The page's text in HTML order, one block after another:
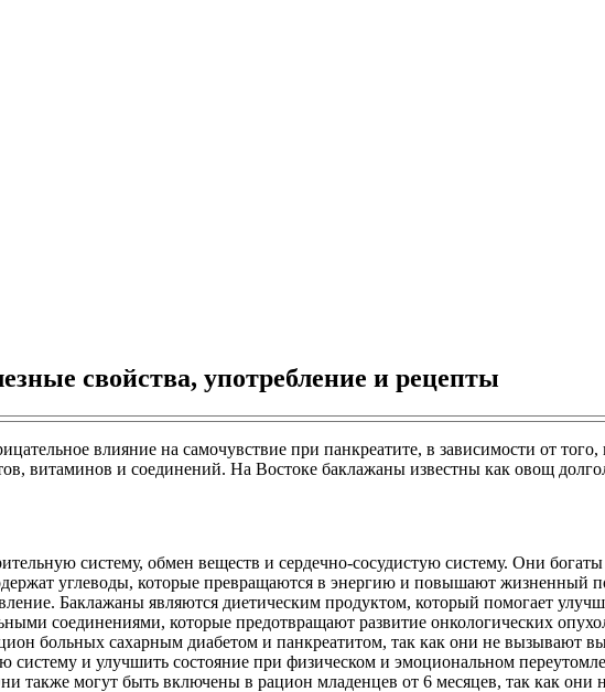
свойства, употребление и рецепты
влияние на самочувствие при панкреатите, в зависимости от
витаминов и соединений. На Востоке баклажаны известны как овощ
систему, обмен веществ и сердечно-сосудистую систему. Они богаты
углеводы, которые превращаются в энергию и повышают жизненный
Баклажаны являются диетическим продуктом, который помогает
соединениями, которые предотвращают развитие онкологических
больных сахарным диабетом и панкреатитом, так как они не вызывают
систему и улучшить состояние при физическом и эмоциональном
также могут быть включены в рацион младенцев от 6 месяцев, так как они